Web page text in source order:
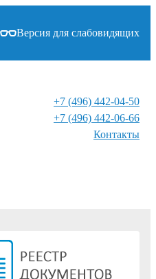
Версия для слабовидящих
+7 (496) 442-04-50
+7 (496) 442-06-66
Контакты⁠